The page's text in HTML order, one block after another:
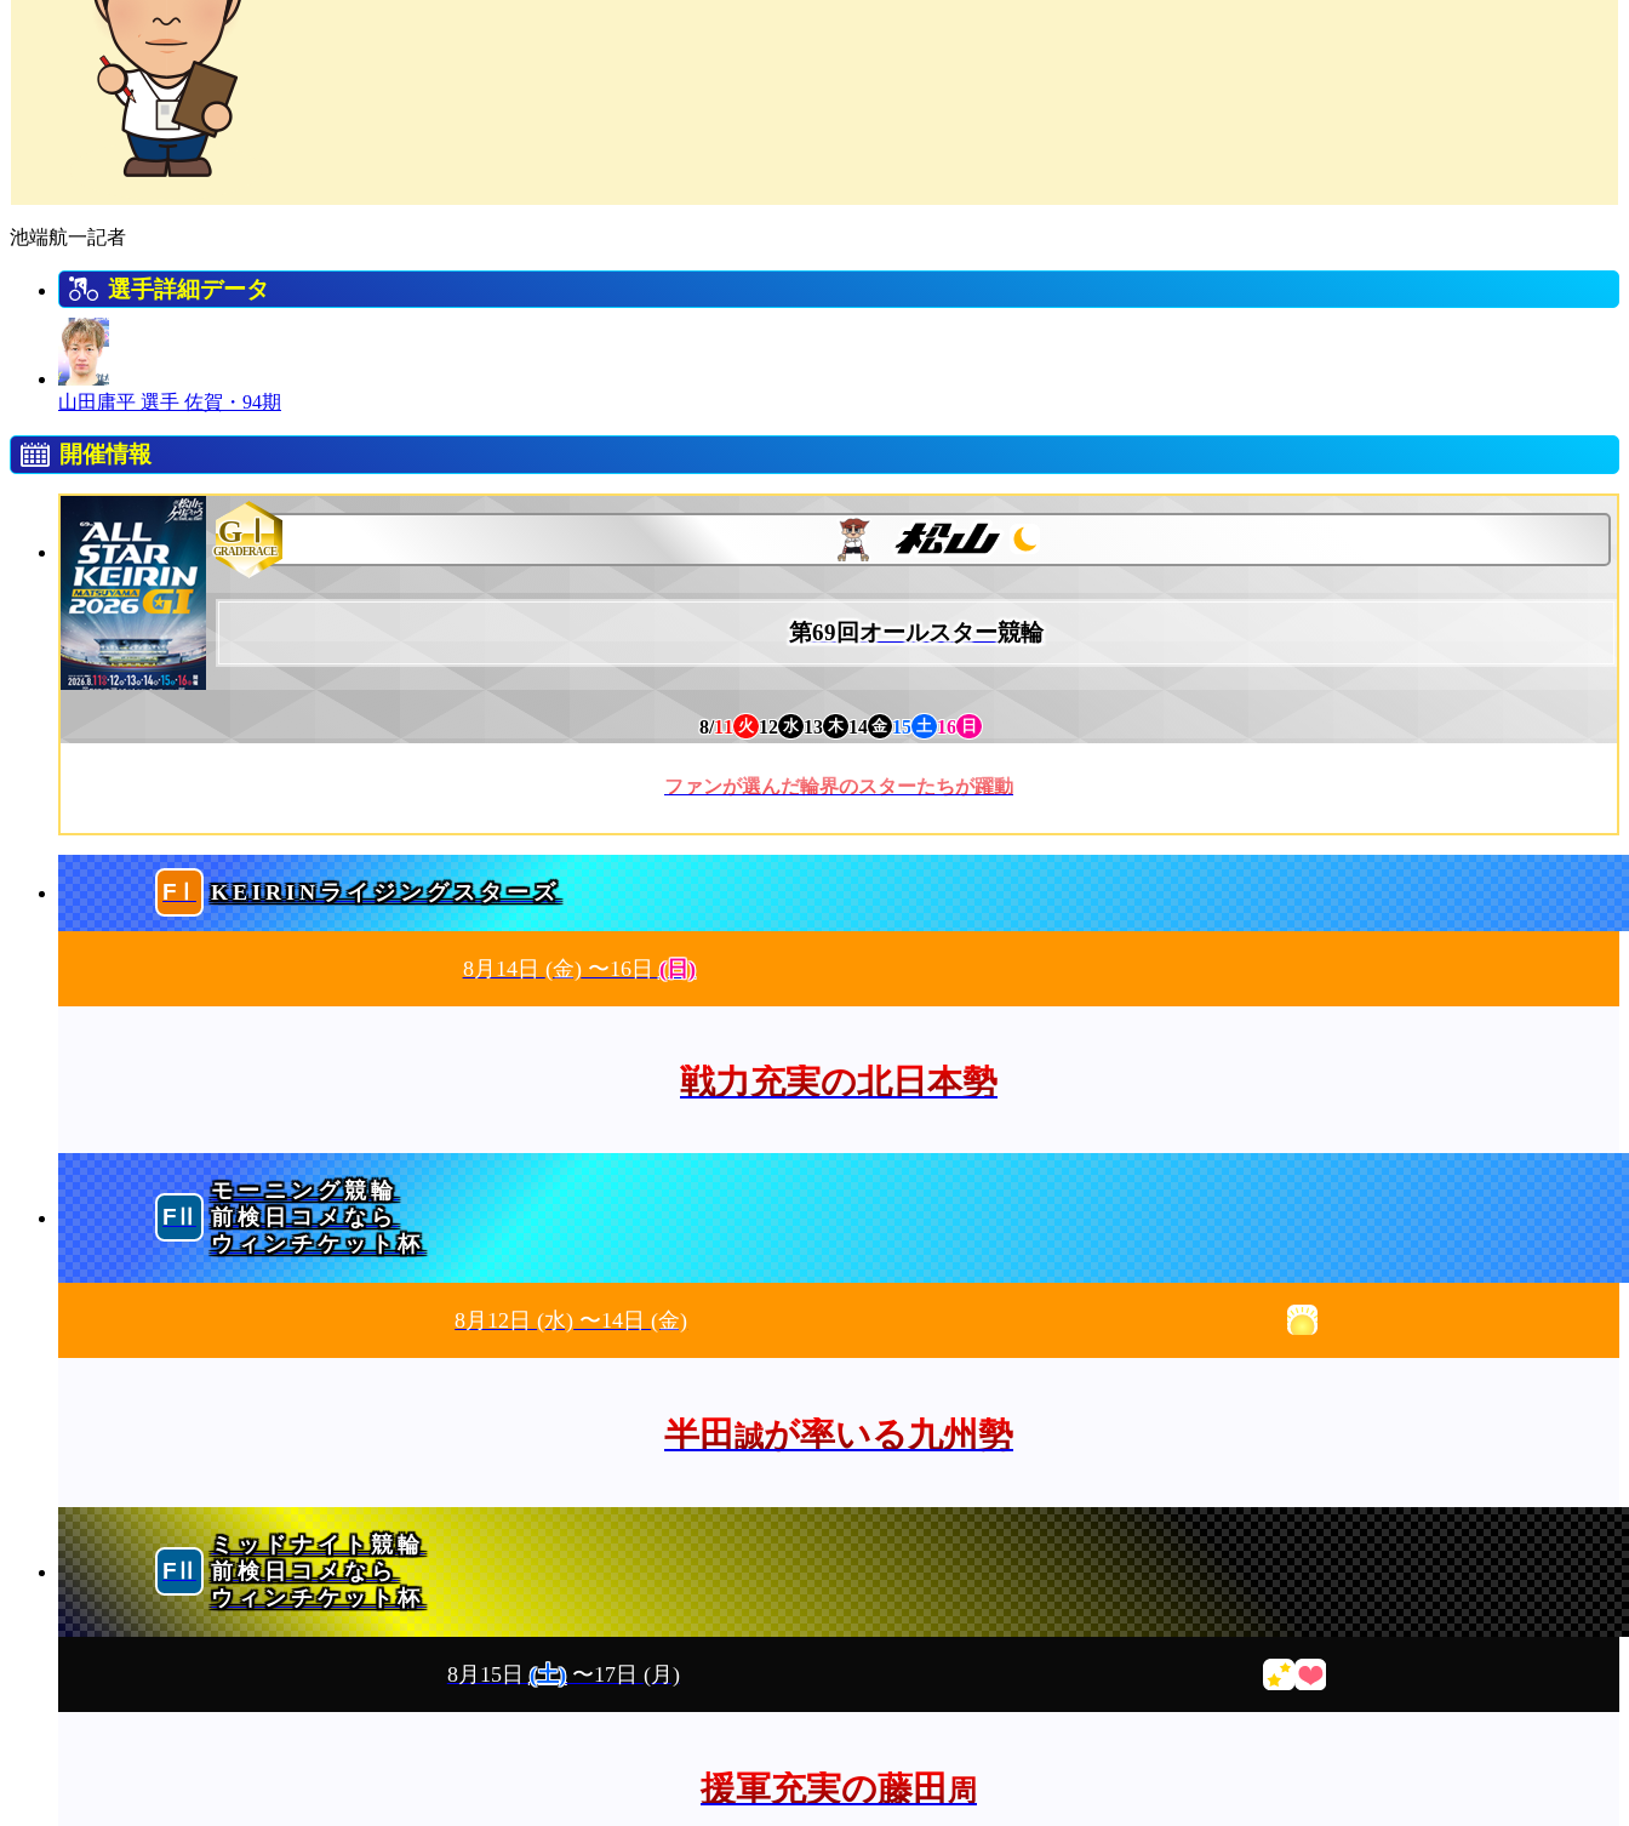
池端航一記者
選手詳細データ
山田庸平 選手 佐賀・94期
開催情報
GⅠ
GRADERACE
第69回オールスター競輪
8/11 火 12 水 13 木 14 金 15 土 16 日
ファンが選んだ輪界のスターたちが躍動
KEIRINライジングスターズ
8月14日 (金)〜16日(日)
戦力充実の北日本勢
モーニング競輪
前検日コメなら
ウィンチケット杯
8月12日(水) 〜14日(金)
半田誠が率いる九州勢
ミッドナイト競輪
前検日コメなら
ウィンチケット杯
8月15日(土)〜17日 (月)
援軍充実の藤田周